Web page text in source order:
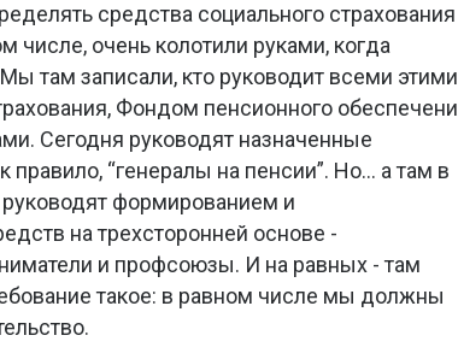
средства социального страхования
числе, очень колотили руками, когда
Мы там записали, кто руководит всеми этими
Фондом пенсионного
Сегодня руководят назначенные
правило, “генералы на пенсии”. Но... а там в
формированием и
на трехсторонней основе -
и профсоюзы. И на равных - там
такое: в равном числе мы должны